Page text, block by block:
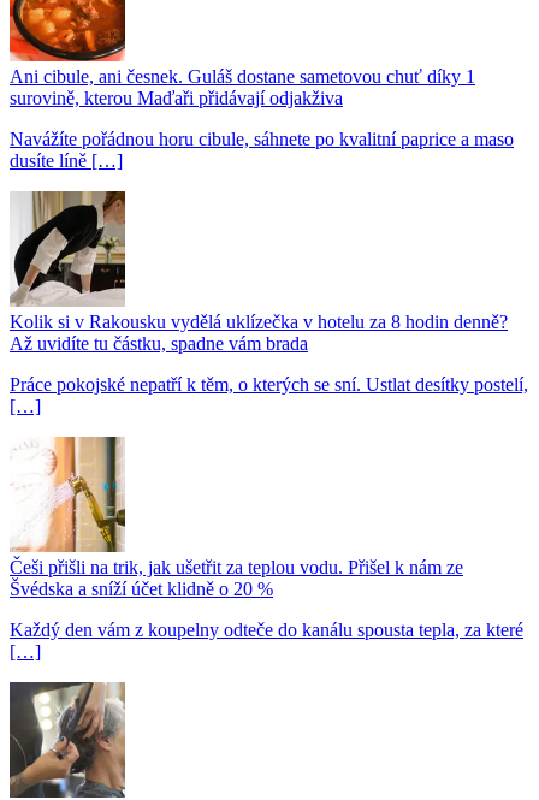
Ani cibule, ani česnek. Guláš dostane sametovou chuť díky 1
surovině, kterou Maďaři přidávají odjakživa
Navážíte pořádnou horu cibule, sáhnete po kvalitní paprice a maso
dusíte líně […]
Kolik si v Rakousku vydělá uklízečka v hotelu za 8 hodin denně?
Až uvidíte tu částku, spadne vám brada
Práce pokojské nepatří k těm, o kterých se sní. Ustlat desítky postelí,
[…]
Češi přišli na trik, jak ušetřit za teplou vodu. Přišel k nám ze
Švédska a sníží účet klidně o 20 %
Každý den vám z koupelny odteče do kanálu spousta tepla, za které
[…]